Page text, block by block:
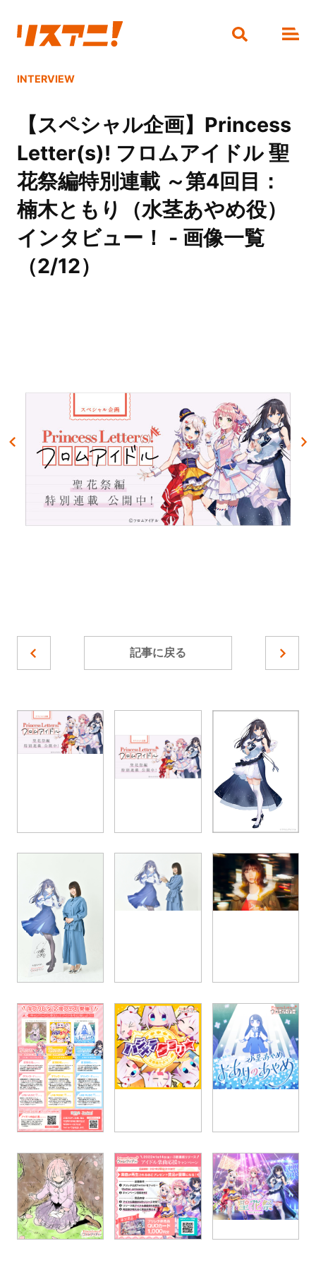
INTERVIEW
【スペシャル企画】Princess
Letter(s)! フロムアイドル 聖
花祭編特別連載 ～第4回目：
楠木ともり（水茎あやめ役）
インタビュー！ - 画像一覧
（2/12）
記事に戻る